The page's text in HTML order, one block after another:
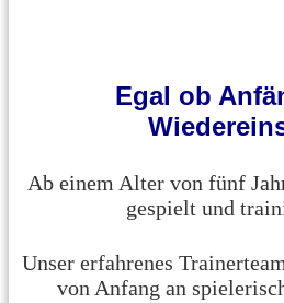
Egal ob
Ab einem Alter von fünf
gespielt und
Unser erfahrenes
von Anfang an